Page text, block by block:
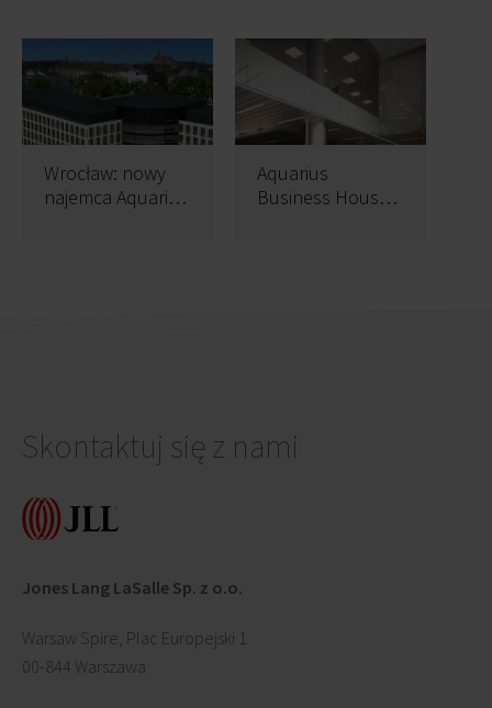
Wrocław: nowy
najemca Aquarius
Aquarius
Business House I
Skontaktuj się z nami
Jones Lang LaSalle Sp. z o.o.
Warsaw Spire, Plac Europejski 1
00-844 Warszawa